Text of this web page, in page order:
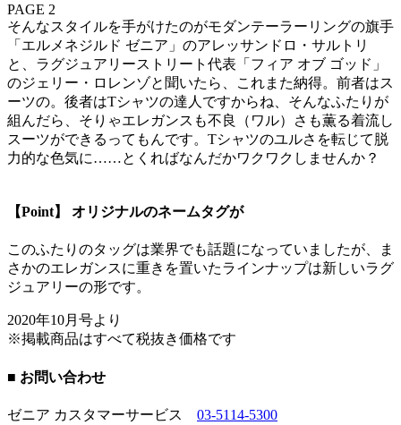
PAGE 2
そんなスタイルを手がけたのがモダンテーラーリングの旗手
「エルメネジルド ゼニア」のアレッサンドロ・サルトリ
と、ラグジュアリーストリート代表「フィア オブ ゴッド」
のジェリー・ロレンゾと聞いたら、これまた納得。前者はス
ーツの。後者はTシャツの達人ですからね、そんなふたりが
組んだら、そりゃエレガンスも不良（ワル）さも薫る着流し
スーツができるってもんです。Tシャツのユルさを転じて脱
力的な色気に……とくればなんだかワクワクしませんか？
【Point】 オリジナルのネームタグが
このふたりのタッグは業界でも話題になっていましたが、ま
さかのエレガンスに重きを置いたラインナップは新しいラグ
ジュアリーの形です。
2020年10月号より
※掲載商品はすべて税抜き価格です
■ お問い合わせ
ゼニア カスタマーサービス 03-5114-5300